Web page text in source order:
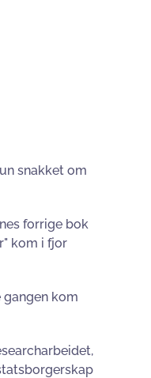
snakket om
forrige bok
kom i fjor
gangen kom